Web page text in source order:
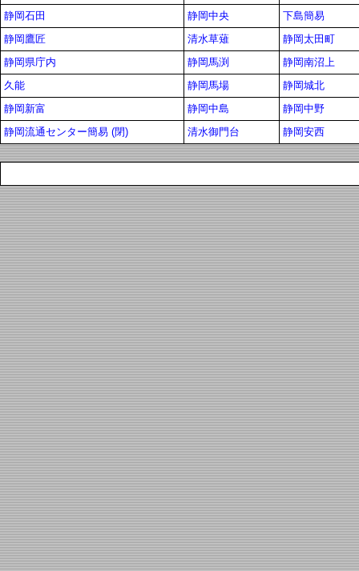
静岡石田
静岡中央
下島簡易
静岡鷹匠
清水草薙
静岡太田町
静岡県庁内
静岡馬渕
静岡南沼上
久能
静岡馬場
静岡城北
静岡新富
静岡中島
静岡中野
静岡流通センター簡易 (閉)
清水御門台 静岡安西